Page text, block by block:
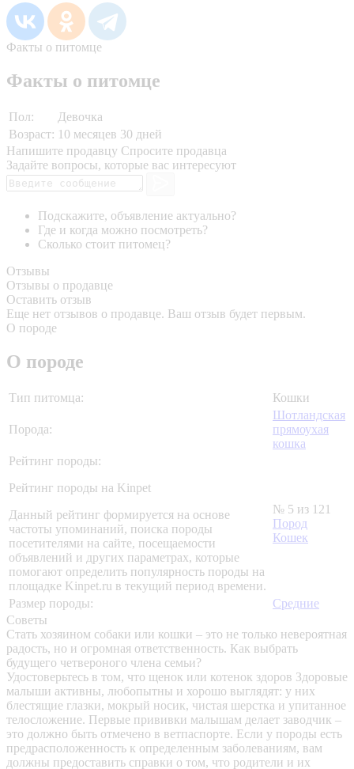
Факты о питомце
Факты о питомце
Пол:
Девочка
Возраст: 10 месяцев 30 дней
Напишите продавцу Спросите продавца
Задайте вопросы, которые вас интересуют
Подскажите, объявление актуально?
Где и когда можно посмотреть?
Сколько стоит питомец?
Отзывы
Отзывы о продавце
Оставить отзыв
Еще нет отзывов о продавце. Ваш отзыв будет первым.
О породе
О породе
Тип питомца: Кошки
Порода:
Шотландская
прямоухая
кошка
Рейтинг породы:
Рейтинг породы на Kinpet
Данный рейтинг формируется на основе
частоты упоминаний, поиска породы
посетителями на сайте, посещаемости
объявлений и других параметрах, которые
помогают определить популярность породы на
площадке Kinpet.ru в текущий период времени.
№ 5 из 121
Пород
Кошек
Размер породы:
Средние
Советы
Стать хозяином собаки или кошки – это не только невероятная
радость, но и огромная ответственность. Как выбрать
будущего четвероного члена семьи?
Удостоверьтесь в том, что щенок или котенок здоров Здоровые
малыши активны, любопытны и хорошо выглядят: у них
блестящие глазки, мокрый носик, чистая шерстка и упитанное
телосложение. Первые прививки малышам делает заводчик –
это должно быть отмечено в ветпаспорте. Если у породы есть
предрасположенность к определенным заболеваниям, вам
должны предоставить справки о том, что родители и их